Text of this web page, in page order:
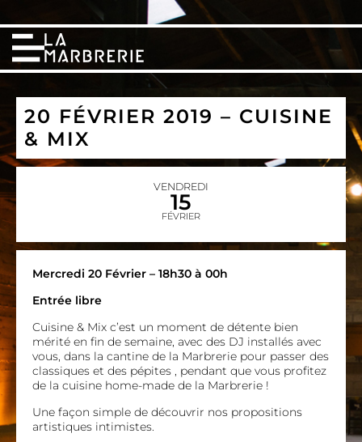
20 FÉVRIER 2019 – CUISINE
& MIX
VENDREDI
15
FÉVRIER
Mercredi 20 Février – 18h30 à 00h
Entrée libre
Cuisine & Mix c’est un moment de détente bien
mérité en fin de semaine, avec des DJ installés avec
vous, dans la cantine de la Marbrerie pour passer des
classiques et des pépites , pendant que vous profitez
de la cuisine home-made de la Marbrerie !
Une façon simple de découvrir nos propositions
artistiques intimistes.